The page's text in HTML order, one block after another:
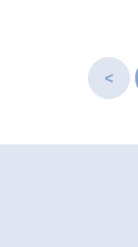
<